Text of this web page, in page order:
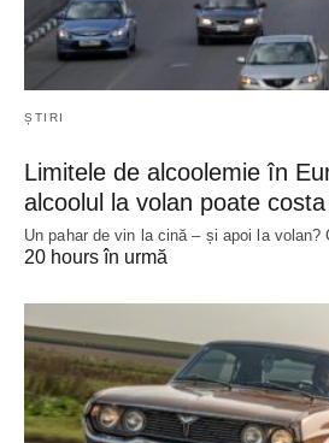
ȘTIRI
Limitele de alcoolemie în
alcoolul la volan poate
Un pahar de vin la cină – și apoi la volan?
20 hours în urmă